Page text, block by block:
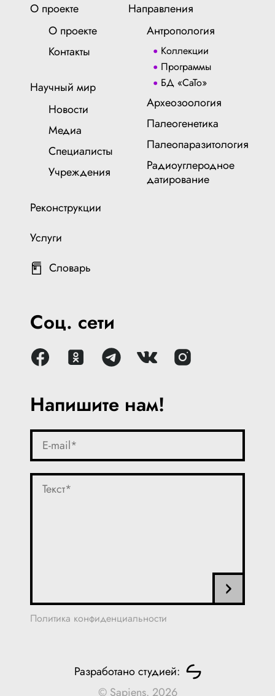
Напишите нам!
Политика конфиденциальности
О проекте
О проекте
Контакты
Научный мир
Новости
Медиа
Специалисты
Учреждения
Реконструкции
Услуги
Словарь
Направления
Антропология
Коллекции
Программы
БД «СаТо»
Археозоология
Палеогенетика
Палеопаразитология
Радиоуглеродное
датирование
Соц. сети
Разработано студией:
© Sapiens. 2026